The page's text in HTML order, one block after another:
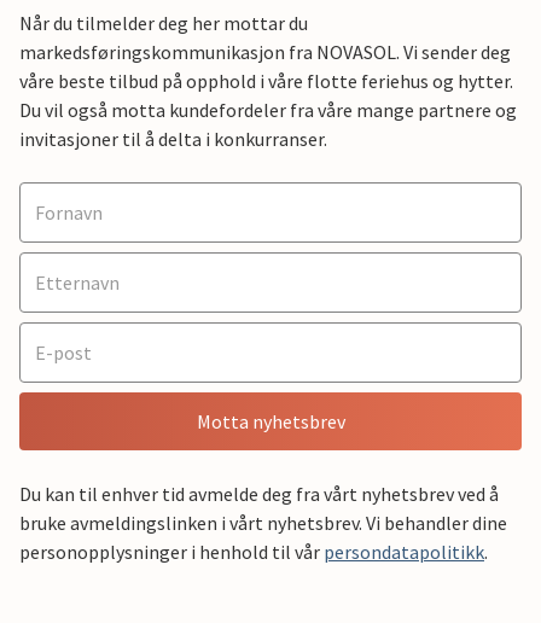
Når du tilmelder deg her mottar du
markedsføringskommunikasjon fra NOVASOL. Vi sender deg
våre beste tilbud på opphold i våre flotte feriehus og hytter.
Du vil også motta kundefordeler fra våre mange partnere og
invitasjoner til å delta i konkurranser.
Motta nyhetsbrev
Du kan til enhver tid avmelde deg fra vårt nyhetsbrev ved å
bruke avmeldingslinken i vårt nyhetsbrev. Vi behandler dine
personopplysninger i henhold til vår persondatapolitikk.